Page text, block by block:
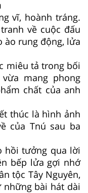
vĩ, hoành tráng.
về cuộc đấu
ào rung động, lửa
miêu tả trong bối
mang phong
chất của anh
thúc là hình ảnh
của Tnú sau ba
hồi tưởng qua lời
bếp lửa gợi nhớ
tộc Tây Nguyên,
bài hát dài